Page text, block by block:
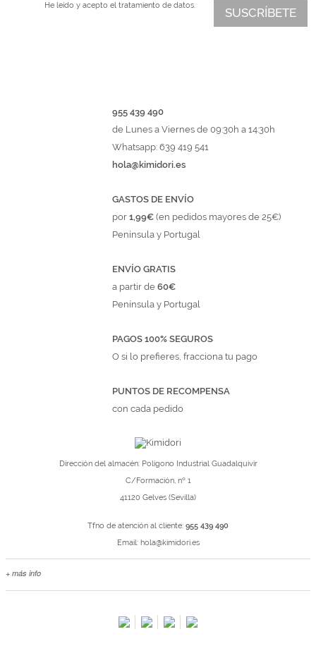
SUSCRÍBETE
He leído y acepto el tratamiento de datos.
955 439 490
de Lunes a Viernes de 09:30h a 14:30h
Whatsapp: 639 419 541
hola@kimidori.es
GASTOS DE ENVÍO
por1,99€(en pedidos mayores de 25€)
Península y Portugal
ENVÍO GRATIS
a partir de60€
Península y Portugal
PAGOS 100% SEGUROS
O si lo prefieres, fracciona tu pago
PUNTOS DE RECOMPENSA
con cada pedido
Dirección del almacén: Polígono Industrial Guadalquivir
C/Formación, nº 1
41120 Gelves (Sevilla)
Tfno de atención al cliente: 955 439 490
Email: hola@kimidori.es
+ más info